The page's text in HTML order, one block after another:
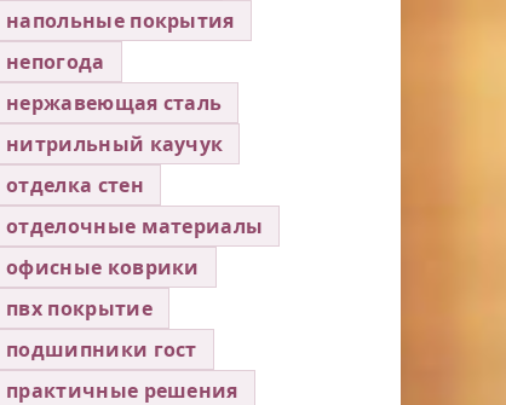
напольные покрытия
непогода
нержавеющая сталь
нитрильный каучук
отделка стен
отделочные материалы
офисные коврики
пвх покрытие
подшипники гост
практичные решения